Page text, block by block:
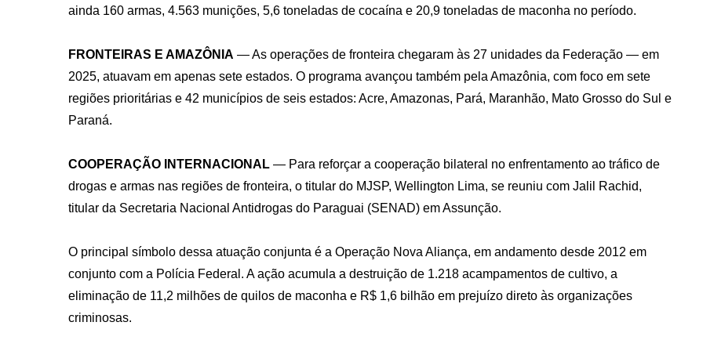
ainda 160 armas, 4.563 munições, 5,6 toneladas de cocaína e 20,9 toneladas de maconha no período.
FRONTEIRAS E AMAZÔNIA — As operações de fronteira chegaram às 27 unidades da Federação — em
2025, atuavam em apenas sete estados. O programa avançou também pela Amazônia, com foco em sete
regiões prioritárias e 42 municípios de seis estados: Acre, Amazonas, Pará, Maranhão, Mato Grosso do Sul e
Paraná.
COOPERAÇÃO INTERNACIONAL — Para reforçar a cooperação bilateral no enfrentamento ao tráfico de
drogas e armas nas regiões de fronteira, o titular do MJSP, Wellington Lima, se reuniu com Jalil Rachid,
titular da Secretaria Nacional Antidrogas do Paraguai (SENAD) em Assunção.
O principal símbolo dessa atuação conjunta é a Operação Nova Aliança, em andamento desde 2012 em
conjunto com a Polícia Federal. A ação acumula a destruição de 1.218 acampamentos de cultivo, a
eliminação de 11,2 milhões de quilos de maconha e R$ 1,6 bilhão em prejuízo direto às organizações
criminosas.